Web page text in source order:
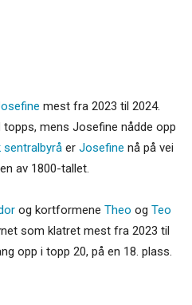
mest fra 2023 til 2024.
mens Josefine nådde opp
er Josefine nå på vei
av 1800-tallet.
og kortformene Theo og Teo
som klatret mest fra 2023 til
opp i topp 20, på en 18. plass.